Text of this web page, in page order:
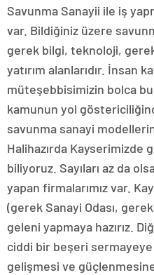
Savunma Sanayii ile iş
var. Bildiğiniz üzere
gerek bilgi, teknoloji,
yatırım alanlarıdır. İnsan
müteşebbisimizin bolca
kamunun yol
savunma sanayi
Halihazırda Kayserimizde
biliyoruz. Sayıları az da
yapan firmalarımız var.
(gerek Sanayi Odası,
geleni yapmaya hazırız.
ciddi bir beşeri
gelişmesi ve